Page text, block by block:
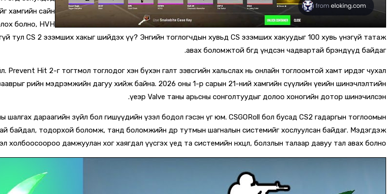
хамгийн сайн
болно, HVH
тул CS 2 эзэмших хакыг шийдэх үү? Энгийн тоглогчдын хувьд CS эзэмших хакуудыг 100 хувь үнэгүй татаж
авах боломжтой бөгөөд үндсэн чадвартай брэндүүд байдаг.
Prevent Hit 2-г тогтмол тоглодог хэн бүхэн галт зэвсгийн хальслах нь онлайн тоглоомтой хамт ирдэг чухал
өөрийн мэдрэмжийн дагуу хийж байна. 2026 оны 1-р сарын 21-ний хамгийн сүүлийн үеийн шинэчлэлтийн
үеэр Valve таны арьсны сонголтуудыг долоо хоногийн дотор шинэчилсэн.
дараагийн зүйл бол гишүүдийн үзэл бодол гэсэн үг юм. CSGORoll бол бусад CS2 гадаргын тоглоомын
байдал, тодорхой боломж, танд боломжийн өдөр тутмын шагналын системийг хослуулсан байдаг. Мэдэгдэж
холбоосоороо дамжуулан хог хаягдал үүсгэх үед та системийн нөхцөл, болзлын талаар давуу тал авах болно.